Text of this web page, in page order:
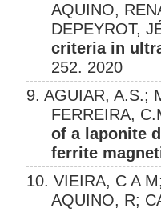
AQUINO,
DEPEYROT,
criteria in
252. 2020
9. AGUIAR, A.S.;
FERREIRA,
of a laponite
ferrite
10. VIEIRA, C A
AQUINO, R;